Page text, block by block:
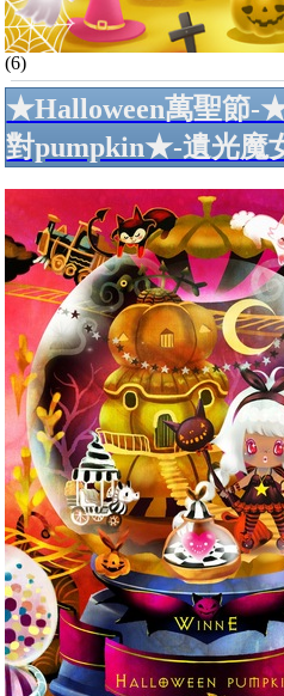
(6)
★Halloween萬聖節-
對pumpkin★-遺光魔